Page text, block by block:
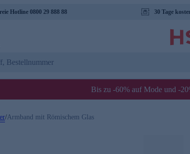
Hotline 0800 29 888 88 30 Tage
Bis zu -60% auf Mode und -
/Armband mit Römischem Glas